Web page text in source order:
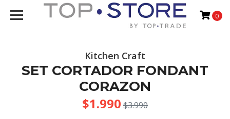
0
Kitchen Craft
SET CORTADOR FONDANT
CORAZON
$1.990 $3.990